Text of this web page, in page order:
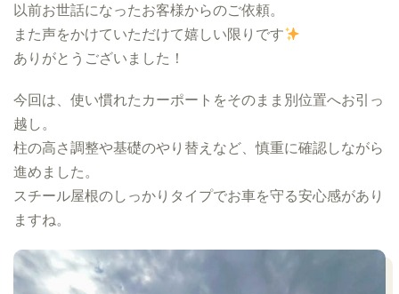
以前お世話になったお客様からのご依頼。
また声をかけていただけて嬉しい限りです
ありがとうございました！
今回は、使い慣れたカーポートをそのまま別位置へお引っ
越し。
柱の高さ調整や基礎のやり替えなど、慎重に確認しながら
進めました。
スチール屋根のしっかりタイプでお車を守る安心感があり
ますね。